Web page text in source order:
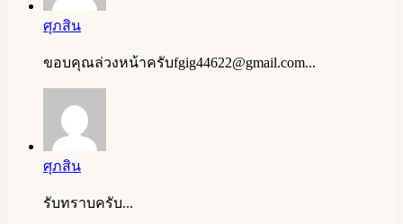
ศุภสิน
ขอบคุณล่วงหน้าครับfgig44622@gmail.com...
ศุภสิน
รับทราบครับ...